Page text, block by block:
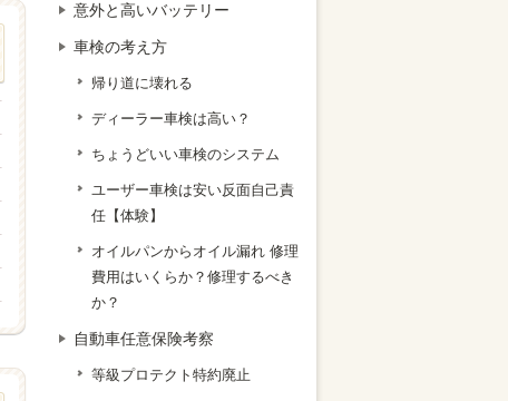
意外と高いバッテリー
車検の考え方
帰り道に壊れる
ディーラー車検は高い？
ちょうどいい車検のシステム
ユーザー車検は安い反面自己責
任【体験】
オイルパンからオイル漏れ 修理
費用はいくらか？修理するべき
か？
自動車任意保険考察
等級プロテクト特約廃止